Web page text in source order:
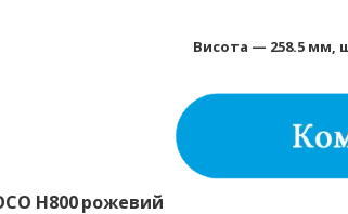
Висота — 258.5 мм,
H800рожевий